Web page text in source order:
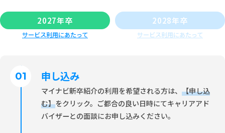
2027年卒
サービス利用にあたって
申し込み
マイナビ新卒紹介の利用を希望される方は、【申し込
む】をクリック。ご都合の良い日時にてキャリアアド
バイザーとの面談にお申し込みください。
2028年卒
サービス利用にあたって